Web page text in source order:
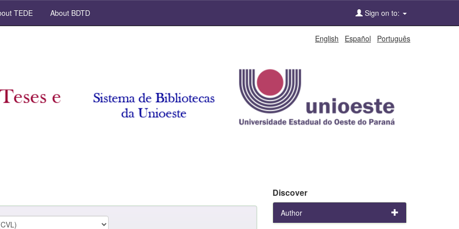
TEDE About BDTD Sign on to:
English Español Português
Discover
Author